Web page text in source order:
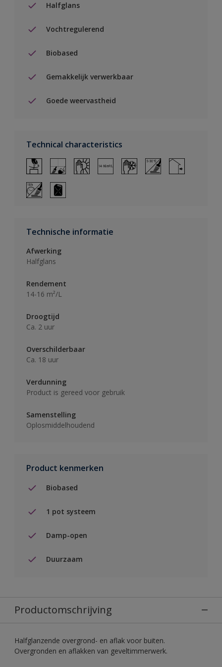
Halfglans
Vochtregulerend
Biobased
Gemakkelijk verwerkbaar
Goede weervastheid
Technical characteristics
Technische informatie
Afwerking
Halfglans
Rendement
14-16 m²/L
Droogtijd
Ca. 2 uur
Overschilderbaar
Ca. 18 uur
Verdunning
Product is gereed voor gebruik
Samenstelling
Oplosmiddelhoudend
Product kenmerken
Biobased
1 pot systeem
Damp-open
Duurzaam
Productomschrijving
Halfglanzende overgrond- en aflak voor buiten.
Overgronden en aflakken van geveltimmerwerk.